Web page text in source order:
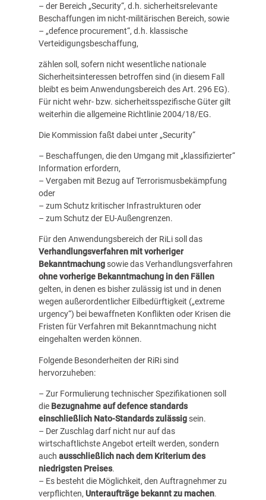
– der Bereich „Security“, d.h. sicherheitsrelevante
Beschaffungen im nicht-militärischen Bereich, sowie
– „defence procurement“, d.h. klassische
Verteidigungsbeschaffung,
zählen soll, sofern nicht wesentliche nationale
Sicherheitsinteressen betroffen sind (in diesem Fall
bleibt es beim Anwendungsbereich des Art. 296 EG).
Für nicht wehr- bzw. sicherheitsspezifische Güter gilt
weiterhin die allgemeine Richtlinie 2004/18/EG.
Die Kommission faßt dabei unter „Security“
– Beschaffungen, die den Umgang mit „klassifizierter“
Information erfordern,
– Vergaben mit Bezug auf Terrorismusbekämpfung
oder
– zum Schutz kritischer Infrastrukturen oder
– zum Schutz der EU-Außengrenzen.
Für den Anwendungsbereich der RiLi soll das
Verhandlungsverfahren mit vorheriger
Bekanntmachungsowie das Verhandlungsverfahren
ohne vorherige Bekanntmachung in den Fällen
gelten, in denen es bisher zulässig ist und in denen
wegen außerordentlicher Eilbedürftigkeit („extreme
urgency“) bei bewaffneten Konflikten oder Krisen die
Fristen für Verfahren mit Bekanntmachung nicht
eingehalten werden können.
Folgende Besonderheiten der RiRi sind
hervorzuheben:
– Zur Formulierung technischer Spezifikationen soll
die Bezugnahme auf defence standards
einschließlich Nato-Standards zulässigsein.
– Der Zuschlag darf nicht nur auf das
wirtschaftlichste Angebot erteilt werden, sondern
auch ausschließlich nach dem Kriterium des
niedrigsten Preises.
– Es besteht die Möglichkeit, den Auftragnehmer zu
verpflichten, Unteraufträge bekannt zu machen.